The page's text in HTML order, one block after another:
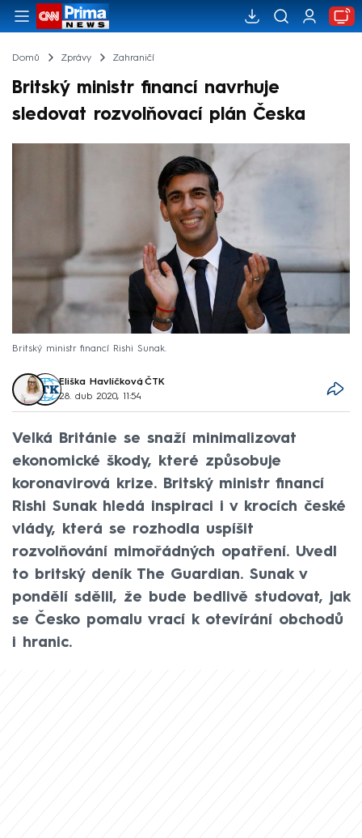
Domů Zprávy Zahraničí
Britský ministr financí navrhuje
sledovat rozvolňovací plán Česka
Britský ministr financí Rishi Sunak.
Eliška Havlíčková, ČTK
28. dub 2020, 11:54
Velká Británie se snaží minimalizovat
ekonomické škody, které způsobuje
koronavirová krize. Britský ministr financí
Rishi Sunak hledá inspiraci i v krocích české
vlády, která se rozhodla uspíšit
rozvolňování mimořádných opatření. Uvedl
to britský deník The Guardian. Sunak v
pondělí sdělil, že bude bedlivě studovat, jak
se Česko pomalu vrací k otevírání obchodů
i hranic.